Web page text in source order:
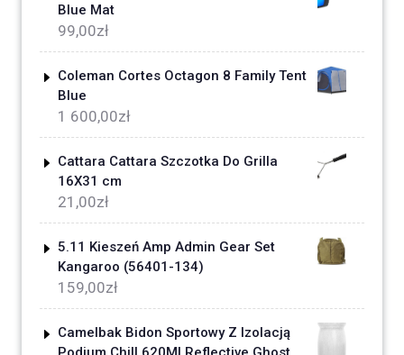
Blue Mat
99,00zł
Coleman Cortes Octagon 8 Family Tent
Blue
1 600,00zł
Cattara Cattara Szczotka Do Grilla
16X31 cm
21,00zł
5.11 Kieszeń Amp Admin Gear Set
Kangaroo (56401-134)
159,00zł
Camelbak Bidon Sportowy Z Izolacją